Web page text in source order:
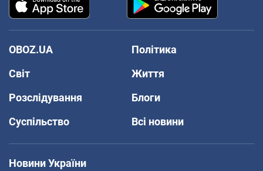
OBOZ.UA
Політика
Світ
Життя
Розслідування
Блоги
Суспільство
Всі новини
Новини України